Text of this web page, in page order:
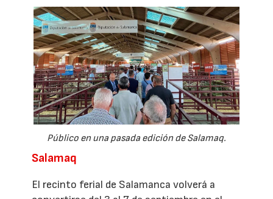
Público en una pasada edición de Salamaq.
Salamaq
El recinto ferial de Salamanca volverá a